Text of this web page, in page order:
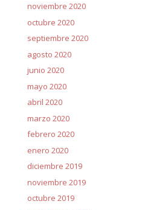
noviembre 2020
octubre 2020
septiembre 2020
agosto 2020
junio 2020
mayo 2020
abril 2020
marzo 2020
febrero 2020
enero 2020
diciembre 2019
noviembre 2019
octubre 2019